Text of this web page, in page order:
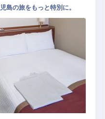
島の旅をもっと特別に。